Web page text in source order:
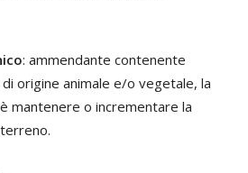
: ammendante contenente
origine animale e/o vegetale, la
mantenere o incrementare la